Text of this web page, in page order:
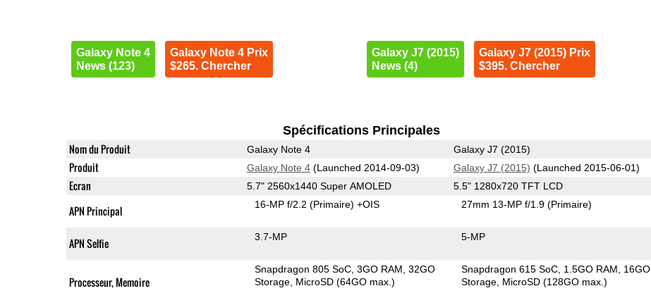
Galaxy Note 4
News (123)
Galaxy Note 4 Prix
$265. Chercher
Galaxy J7 (2015)
News (4)
Galaxy J7 (2015) Prix
$395. Chercher
Spécifications Principales
Nom du Produit Galaxy Note 4 Galaxy J7 (2015)
Produit Galaxy Note 4(Launched 2014-09-03) Galaxy J7 (2015) (Launched 2015-06-01)
Ecran 5.7" 2560x1440 Super AMOLED 5.5" 1280x720 TFT LCD
APN Principal 16-MP f/2.2(Primaire) +OIS 27mm 13-MP f/1.9(Primaire)
APN Selfie 3.7-MP 5-MP
Processeur, Memoire
Snapdragon 805 SoC 3GO RAM 32GO
Storage MicroSD (64GO max.)
Snapdragon 615 SoC 1.5GO RAM
16GO
Storage MicroSD (128GO max.)